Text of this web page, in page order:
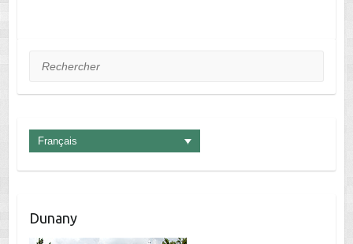
Rechercher
Français
Dunany